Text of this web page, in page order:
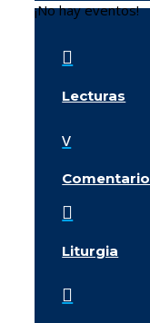
¡No hay eventos!

Lecturas
v
Comentario

Liturgia
